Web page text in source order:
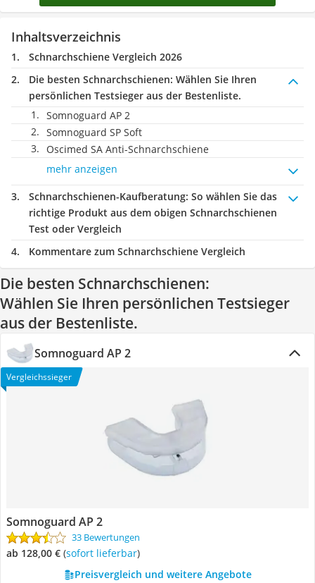
Inhaltsverzeichnis
Schnarchschiene Vergleich 2026
Die besten Schnarchschienen: Wählen Sie Ihren
persönlichen Testsieger aus der Bestenliste.
Somnoguard AP 2
Somnoguard SP Soft
Oscimed SA Anti-Schnarchschiene
mehr anzeigen
Schnarchschienen-Kaufberatung: So wählen Sie das
richtige Produkt aus dem obigen Schnarchschienen
Test oder Vergleich
Kommentare zum Schnarchschiene Vergleich
Die besten Schnarchschienen:
Wählen Sie Ihren persönlichen Testsieger
aus der Bestenliste.
Somnoguard AP 2
Vergleichssieger
Somnoguard AP 2
33 Bewertungen
ab 128,00 € ( Sofort lieferbar)
Preisvergleich und weitere Angebote